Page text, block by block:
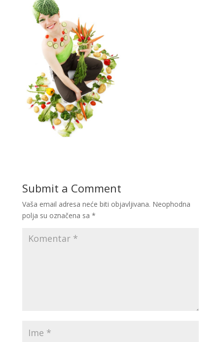
Submit a Comment
Vaša email adresa neće biti objavljivana. Neophodna
polja su označena sa *